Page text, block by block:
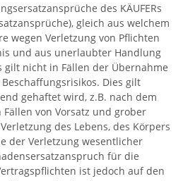
des KÄUFERs
gleich aus welchem
wegen Verletzung von Pflichten
und aus unerlaubter Handlung
gilt nicht in Fällen der Übernahme
Dies gilt
gehaftet wird, z.B. nach dem
von Vorsatz und grober
des Lebens, des Körpers
der Verletzung wesentlicher
für die
ist jedoch auf den